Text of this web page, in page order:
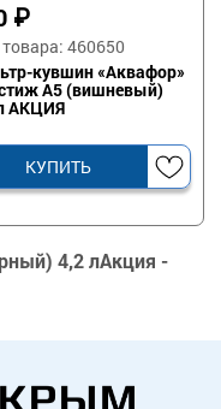
₽
460650
кувшин «Аквафор»
А5 (вишневый)
АКЦИЯ
КУПИТЬ
4,2 лАкция -